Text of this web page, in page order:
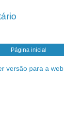
Página inicial
versão para a web